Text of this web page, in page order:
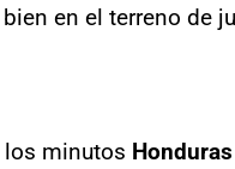
en el terreno de
los minutos Honduras